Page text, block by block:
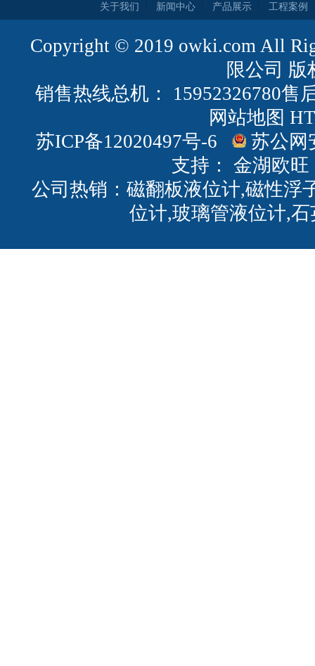
关于我们 新闻中心 产品展示 工程案例
Copyright © 2019 owki.com All
限公司 版
销售热线总机： 15952326780售
网站地图
苏ICP备12020497号-6
苏公网
支持： 金湖欧旺
公司热销：磁翻板液位计,磁性浮
位计,玻璃管液位计,